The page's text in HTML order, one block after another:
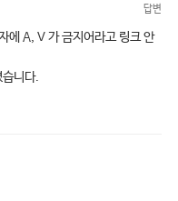
답변
에 A, V 가 금지어라고 링크 안
니다.